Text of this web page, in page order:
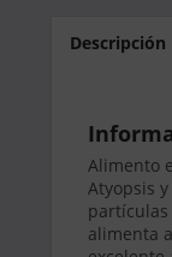
Descripción
Alimento
Atyopsis
partículas
alimenta